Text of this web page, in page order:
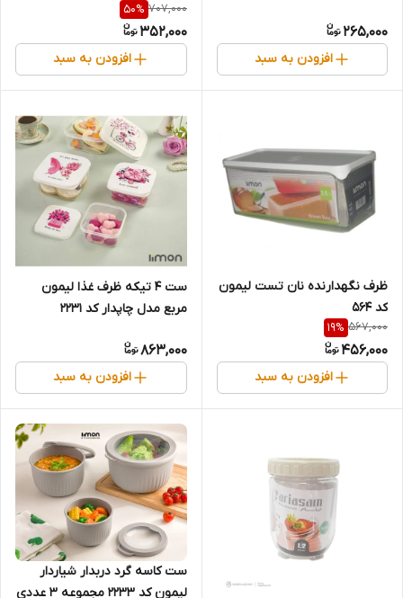
265,000
افزودن به سبد
707,000
50%
352,000
افزودن به سبد
ظرف نگهدارنده نان تست لیمون
کد 564
567,000
19%
456,000
افزودن به سبد
ست 4 تیکه ظرف غذا لیمون
مربع مدل چاپدار کد 2231
863,000
افزودن به سبد
ست کاسه گرد دربدار شیاردار
لیمون کد 2233 مجموعه 3 عددی